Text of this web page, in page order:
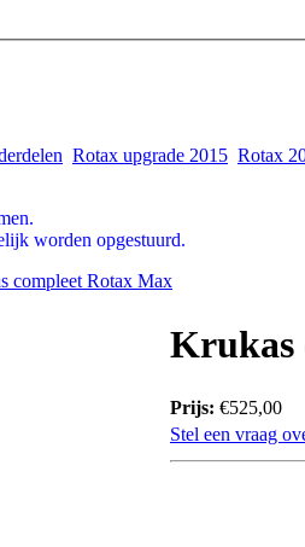
Rotax upgrade 2015 Rotax
worden opgestuurd.
compleet Rotax Max
Krukas
Prijs: €525,00
Stel een vraag